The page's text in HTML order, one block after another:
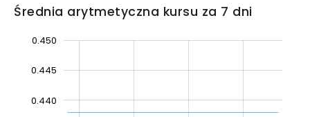
Średnia arytmetyczna kursu za 7 dni
0.440
0.445
0.450